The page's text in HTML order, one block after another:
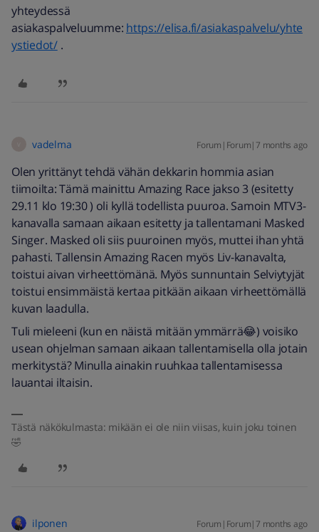
yhteydessä
asiakaspalveluumme: https://elisa.fi/asiakaspalvelu/yhte
ystiedot/.
vadelma Forum|Forum|7 months ago
Olen yrittänyt tehdä vähän dekkarin hommia asian
tiimoilta: Tämä mainittu Amazing Race jakso 3 (esitetty
29.11 klo 19:30 ) oli kyllä todellista puuroa. Samoin MTV3-
kanavalla samaan aikaan esitetty ja tallentamani Masked
Singer. Masked oli siis puuroinen myös, muttei ihan yhtä
pahasti. Tallensin Amazing Racen myös Liv-kanavalta,
toistui aivan virheettömänä. Myös sunnuntain Selviytyjät
toistui ensimmäistä kertaa pitkään aikaan virheettömällä
kuvan laadulla.
Tuli mieleeni (kun en näistä mitään ymmärrä😂) voisiko
usean ohjelman samaan aikaan tallentamisella olla jotain
merkitystä? Minulla ainakin ruuhkaa tallentamisessa
lauantai iltaisin.
Tästä näkökulmasta: mikään ei ole niin viisas, kuin joku toinen
🤣
ilponen Forum|Forum|7 months ago